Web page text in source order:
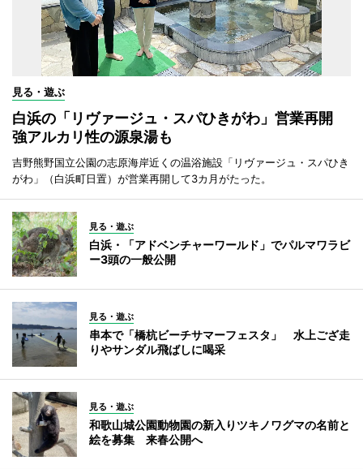
見る・遊ぶ
白浜の「リヴァージュ・スパひきがわ」営業再開
強アルカリ性の源泉湯も
吉野熊野国立公園の志原海岸近くの温浴施設「リヴァージュ・スパひき
がわ」（白浜町日置）が営業再開して3カ月がたった。
見る・遊ぶ
白浜・「アドベンチャーワールド」でパルマワラビ
ー3頭の一般公開
見る・遊ぶ
串本で「橋杭ビーチサマーフェスタ」 水上ござ走
りやサンダル飛ばしに喝采
見る・遊ぶ
和歌山城公園動物園の新入りツキノワグマの名前と
絵を募集 来春公開へ